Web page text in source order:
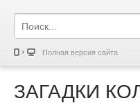
Полная версия сайта
ЗАГАДКИ